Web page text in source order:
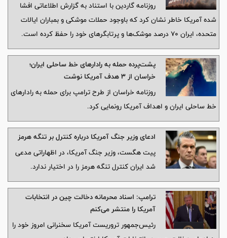
روزنامه گاردین با استناد به گزارش اطلاعاتی افشا
شده آمریکا خاطر نشان کرد که باوجود حملات موشکی و بمباران ایالات
متحده، ایران ۷۰ درصد موشک‌ها و پرتابگرهای خود را حفظ کرده است.
پشت‌پرده حمله به رادارهای خط ساحلی ایران؛
خراسان از ۳ هدف آمریکا نوشت
روزنامه خراسان از طرح ترامپ برای حمله به رادارهای
خط ساحلی ایران و اهداف آمریکا رونمایی کرد.
ادعای وزیر جنگ آمریکا درباره کنترل بر تنگه هرمز
پیت هگست، وزیر جنگ آمریکا، در اظهاراتی مدعی
شد ایران کنترل تنگه هرمز را در اختیار ندارد.
ترامپ: اسناد محرمانه دخالت چین در انتخابات
آمریکا را منتشر می‌کنم
رئیس‌جمهور تروریست آمریکا سخنرانی امروز خود را